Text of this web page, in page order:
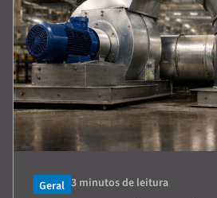
Geral 3 minutos de leitura